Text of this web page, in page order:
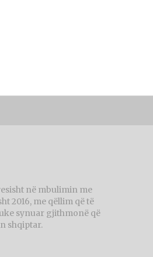
në mbulimin me
2016, me qëllim që të
synuar gjithmonë që
shqiptar.